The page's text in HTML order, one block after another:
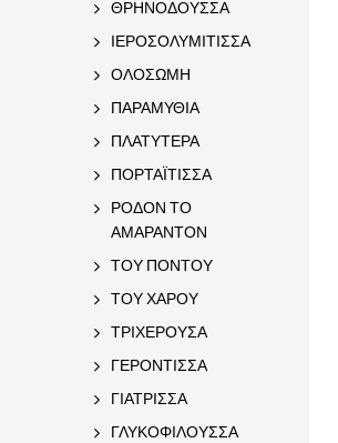
ΘΡΗΝΟΔΟΥΣΣΑ
ΙΕΡΟΣΟΛΥΜΙΤΙΣΣΑ
ΟΛΟΣΩΜΗ
ΠΑΡΑΜΥΘΙΑ
ΠΛΑΤΥΤΕΡΑ
ΠΟΡΤΑΪΤΙΣΣΑ
ΡΟΔΟΝ ΤΟ
ΑΜΑΡΑΝΤΟΝ
ΤΟΥ ΠΟΝΤΟΥ
ΤΟΥ ΧΑΡΟΥ
ΤΡΙΧΕΡΟΥΣΑ
ΓΕΡΟΝΤΙΣΣΑ
ΓΙΑΤΡΙΣΣΑ
ΓΛΥΚΟΦΙΛΟΥΣΣΑ